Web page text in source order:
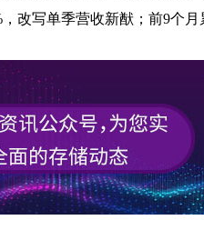
改写单季营收新猷；前9个